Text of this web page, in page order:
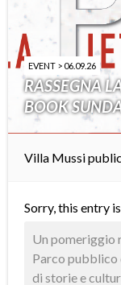
EVENT > 06.09.26
RASSEGNA
BOOK
Villa Mussi
Sorry, this entry
Un pomeriggio
Parco pubblico
di storie e